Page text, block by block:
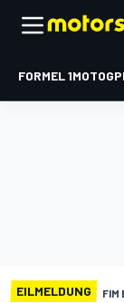
FORMEL 1MOTOGP
EILMELDUNG FIM